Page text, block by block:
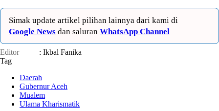
Simak update artikel pilihan lainnya dari kami di
Google News dan saluran WhatsApp Channel
Editor
: Ikbal Fanika
Tag
Daerah
Gubernur Aceh
Mualem
Ulama Kharismatik